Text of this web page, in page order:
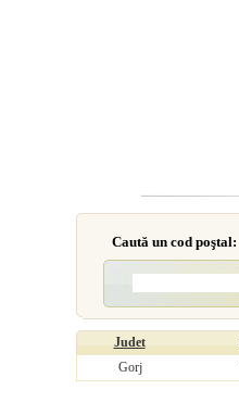
Caută un cod poştal:
Judet
Gorj